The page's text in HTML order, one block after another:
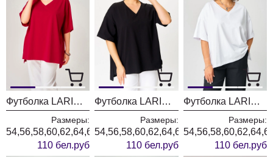
Футболка LARINI 090 красный
Размеры:
54,56,58,60,62,64,66
110 бел.руб
Футболка LARINI 090 черный
Размеры:
54,56,58,60,62,64,66
110 бел.руб
Футболка LARINI 090 белый
Размеры:
110 бел.руб